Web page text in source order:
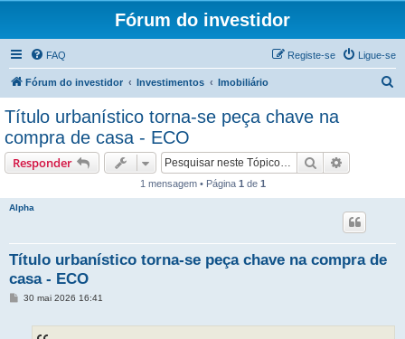
Fórum do investidor
FAQ Ligue-se
Registe-se
Fórum do investidor Investimentos Imobiliário
Título urbanístico torna-se peça chave na
compra de casa - ECO
Responder Pesquisar
1 mensagem • Página 1 de 1
Alpha
Título urbanístico torna-se peça chave na compra de
casa - ECO
M30 mai 2026 16:41